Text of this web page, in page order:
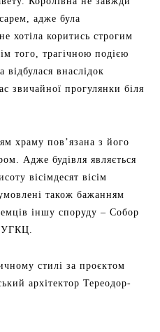
адже була
хотіла коритись строгим
того, трагічною подією
відбулася внаслідок
звичайної прогулянки біля
храму пов’язана з його
Адже будівля являється
вісімдесят вісім
також бажанням
іншу споруду – Собор
УГКЦ.
стилі за проєктом
архітектор Тереодор-